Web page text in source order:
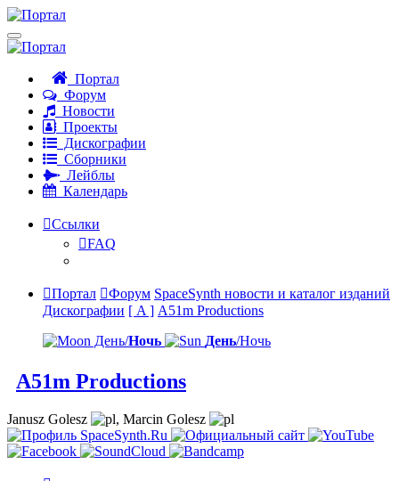
Портал
Форум
Новости
Проекты
Дискографии
Сборники
Лейблы
Календарь
Ссылки
FAQ
Портал Форум SpaceSynth новости и каталог изданий
Дискографии [ A ] A51m Productions
День/Ночь День/Ночь
A51m Productions
Janusz Golesz , Marcin Golesz